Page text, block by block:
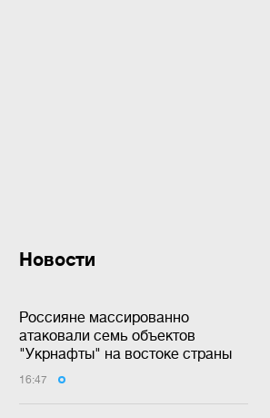
Новости
Россияне массированно
атаковали семь объектов
"Укрнафты" на востоке страны
16:47